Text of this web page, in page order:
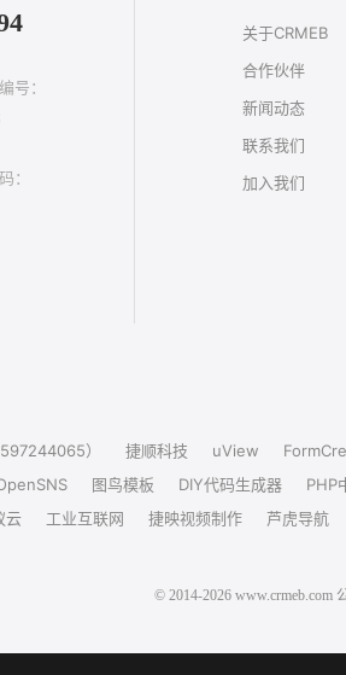
号：
：
关于CRMEB
合作伙伴
新闻动态
联系我们
加入我们
） 捷顺科技 uView
图鸟模板 DIY代码生成器
PHP
云 工业互联网 捷映视频制作 芦虎导航
© 2014-2026